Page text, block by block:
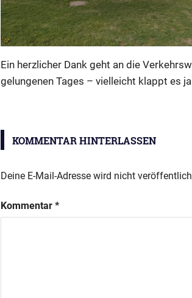
Ein herzlicher Dank geht an die
gelungenen Tages – vielleicht klappt es
Rad"
KOMMENTAR HINTERLASSEN
Deine E-Mail-Adresse wird nicht
Kommentar *